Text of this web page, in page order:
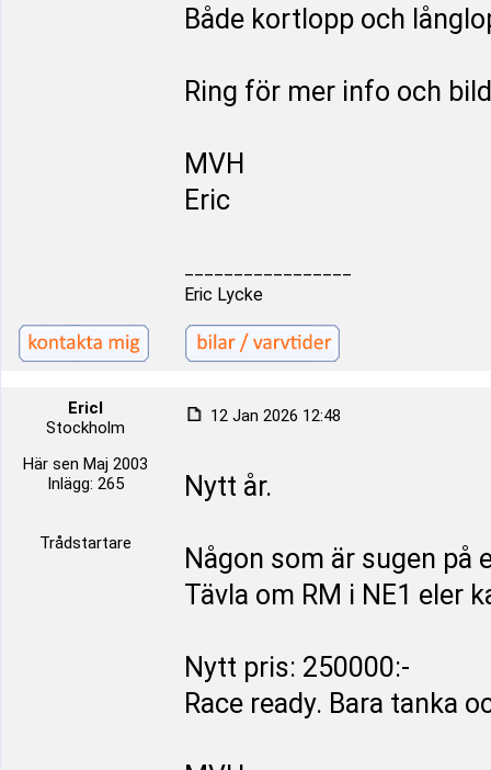
Både kortlopp och
Ring för mer info och
MVH
Eric
Eric Lycke
Ericl
Stockholm
Här sen Maj 2003
Inlägg: 265
Trådstartare
12 Jan 2026 12:48
Nytt år.
Någon som är sugen på
Tävla om RM i NE1 eler
Nytt pris: 250000:-
Race ready. Bara tanka